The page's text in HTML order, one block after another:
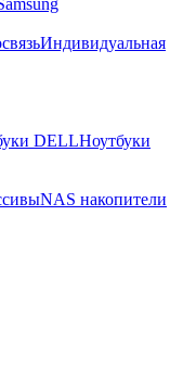
Индивидуальная
DELLНоутбуки
NAS накопители